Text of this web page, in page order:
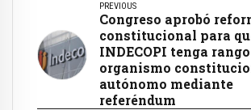
PREVIOUS
Congreso aprobó
constitucional para
INDECOPI tenga
organismo
autónomo mediante
referéndum